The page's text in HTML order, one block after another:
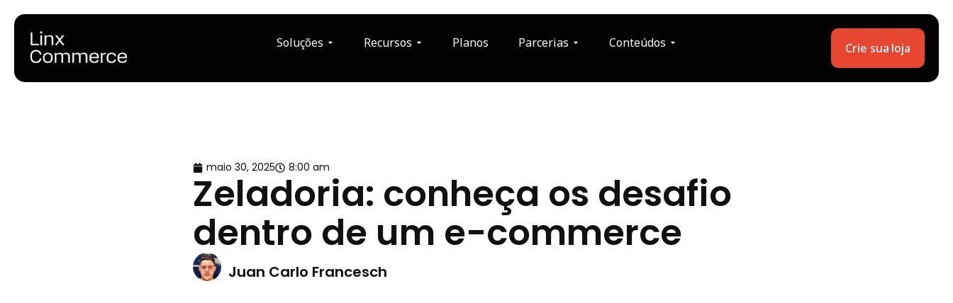
Soluções Recursos Planos Parcerias Conteúdos Crie sua loja
maio 30, 2025 8:00 am
Zeladoria: conheça os desafio
dentro de um e-commerce
Juan Carlo Francesch